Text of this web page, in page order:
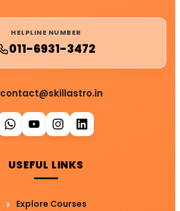
HELPLINE NUMBER
011-6931-3472
contact@skillastro.in
USEFUL LINKS
Explore Courses